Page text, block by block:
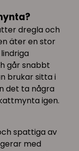
dregla och
äter en stor
går snabbt
brukar sitta i
det ta några
igen.
spattiga av
med